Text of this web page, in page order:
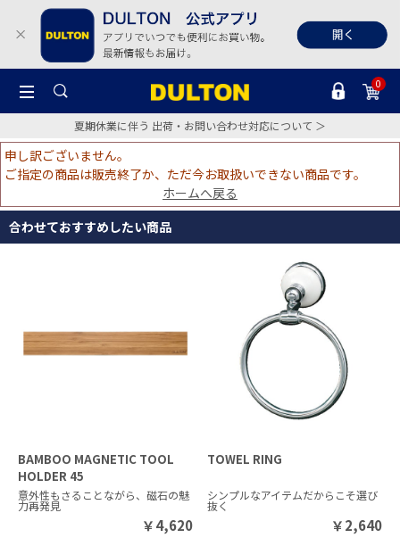
0
夏期休業に伴う 出荷・お問い合わせ対応について ＞
申し訳ございません。
ご指定の商品は販売終了か、ただ今お取扱いできない商品です。
ホームへ戻る
合わせておすすめしたい商品
BAMBOO MAGNETIC TOOL
HOLDER 45
意外性もさることながら、磁石の魅
力再発見
￥4,620
TOWEL RING
シンプルなアイテムだからこそ選び
抜く
￥2,640